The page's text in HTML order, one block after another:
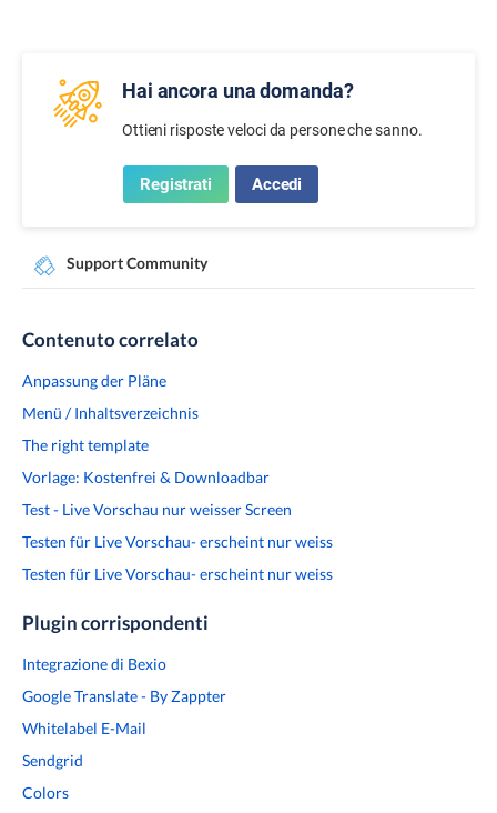
Hai ancora una domanda?
Ottieni risposte veloci da persone che sanno.
Registrati Accedi
Support Community
Contenuto correlato
Anpassung der Pläne
Menü / Inhaltsverzeichnis
The right template
Vorlage: Kostenfrei & Downloadbar
Test - Live Vorschau nur weisser Screen
Testen für Live Vorschau- erscheint nur weiss
Testen für Live Vorschau- erscheint nur weiss
Plugin corrispondenti
Integrazione di Bexio
Google Translate - By Zappter
Whitelabel E-Mail
Sendgrid
Colors